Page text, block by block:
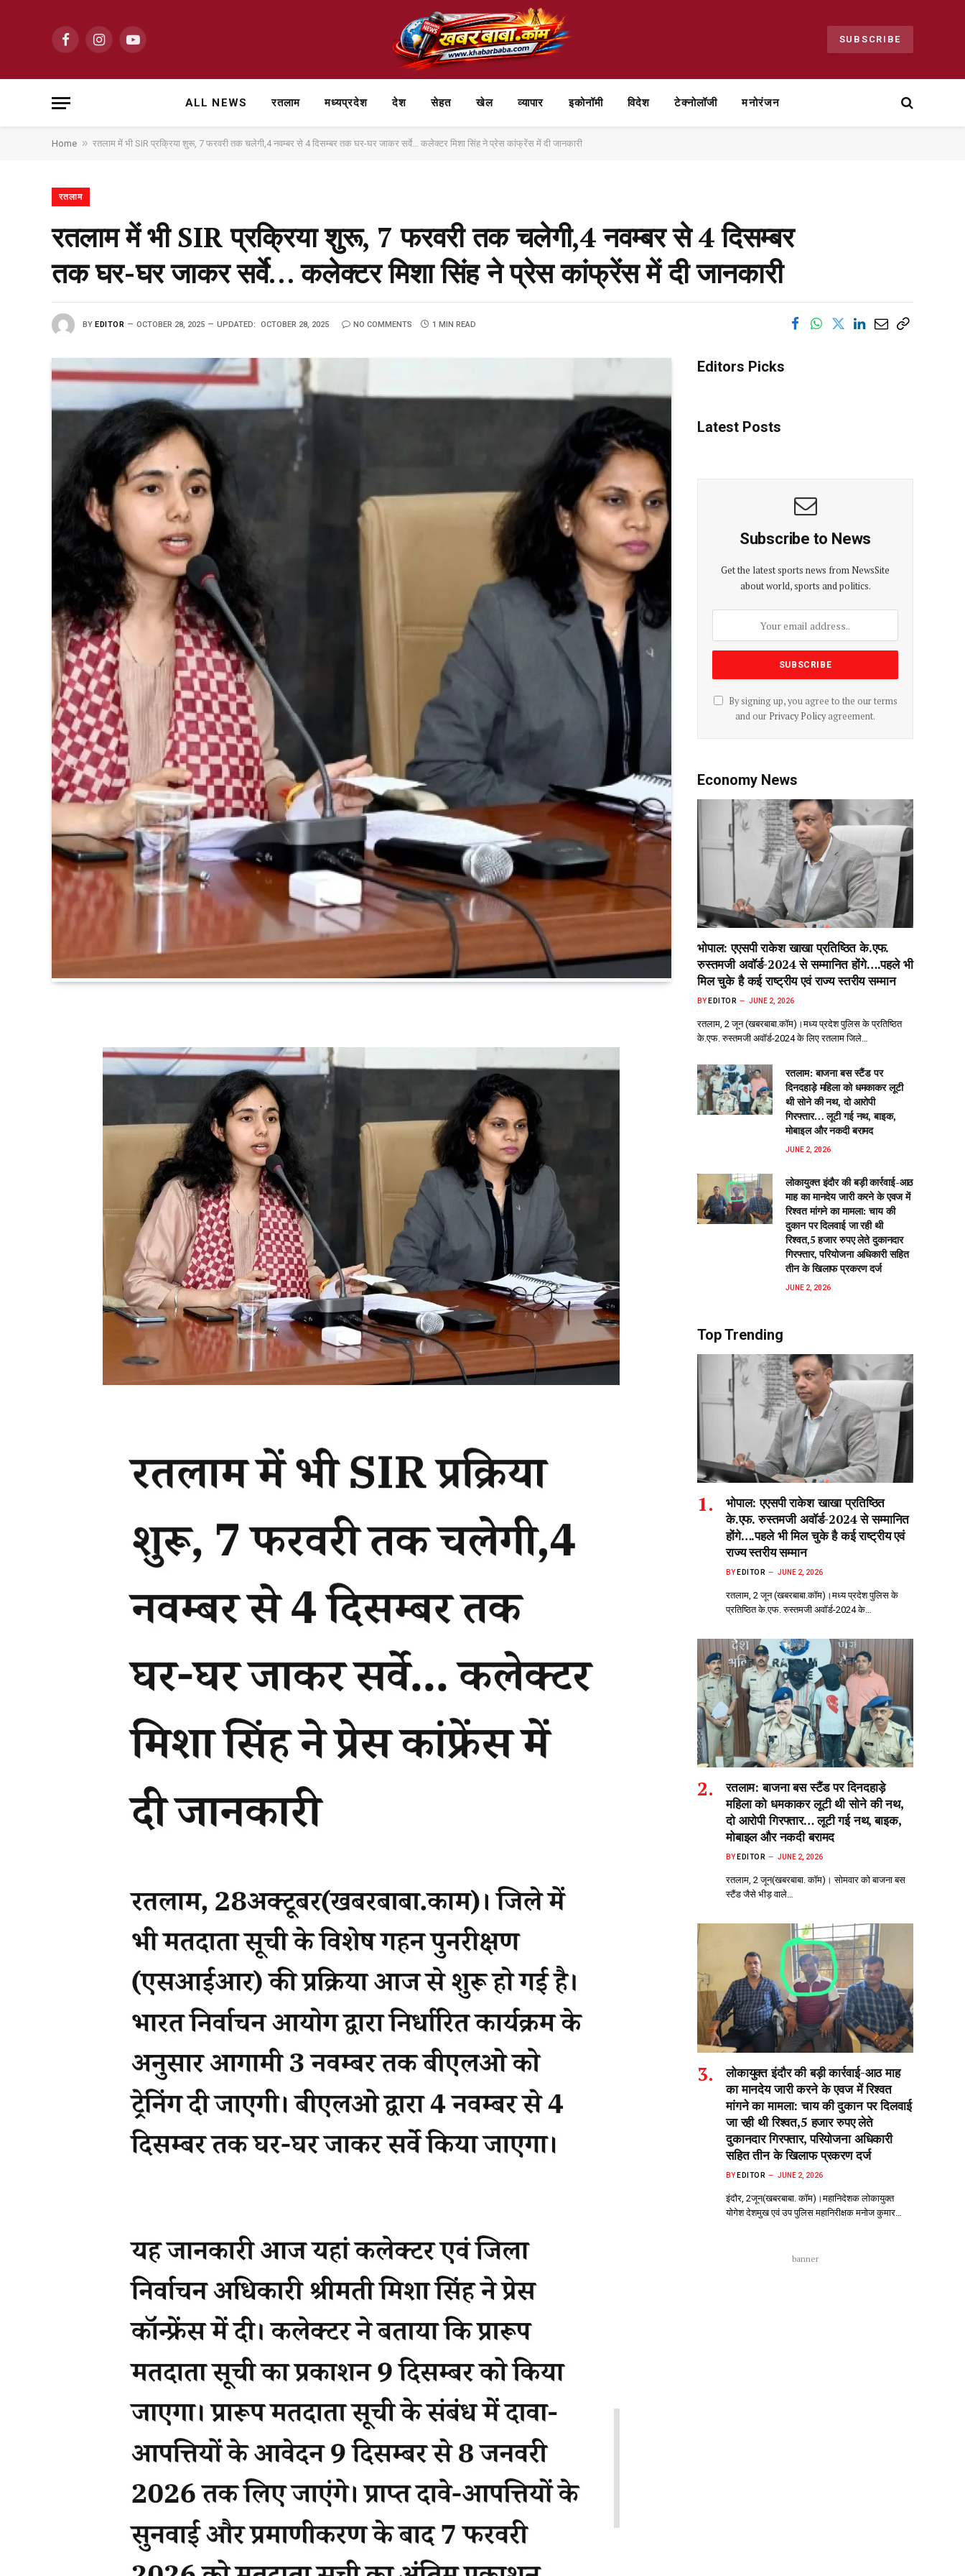
FacebookInstagramYouTube SUBSCRIBE
ALL NEWS रतलाम मध्यप्रदेश देश सेहत खेल व्यापार ⁠इकोनॉमी विदेश टेक्नोलॉजी मनोरंजन
Home » रतलाम में भी SIR प्रक्रिया शुरू, 7 फरवरी तक चलेगी,4 नवम्बर से 4 दिसम्बर तक घर-घर जाकर सर्वे… कलेक्टर मिशा सिंह ने प्रेस कांफ्रेंस में दी जानकारी
रतलाम
रतलाम में भी SIR प्रक्रिया शुरू, 7 फरवरी तक चलेगी,4 नवम्बर से 4 दिसम्बर
तक घर-घर जाकर सर्वे… कलेक्टर मिशा सिंह ने प्रेस कांफ्रेंस में दी जानकारी
BY EDITOR OCTOBER 28, 2025 UPDATED: OCTOBER 28, 2025 NO COMMENTS 1 MIN READ
Editors Picks
Latest Posts
Subscribe to News
Get the latest sports news from NewsSite
about world, sports and politics.
By signing up, you agree to the our terms
and our Privacy Policyagreement.
Economy News
भोपाल: एएसपी राकेश‌ खाखा प्रतिष्ठित के.एफ.
रुस्तमजी अवॉर्ड-2024 से सम्मानित होंगे….पहले भी
मिल चुके है कई राष्ट्रीय एवं राज्य स्तरीय सम्मान
BY EDITOR JUNE 2, 2026
रतलाम, 2 जून (खबरबाबा.कॉम)।मध्य प्रदेश पुलिस के प्रतिष्ठित
के.एफ. रुस्तमजी अवॉर्ड-2024 के लिए रतलाम जिले…
रतलाम: बाजना बस स्टैंड पर
दिनदहाड़े महिला को धमकाकर लूटी
थी सोने की नथ, दो आरोपी
गिरफ्तार… लूटी गई नथ, बाइक,
मोबाइल और नकदी बरामद
JUNE 2, 2026
लोकायुक्त इंदौर की बड़ी कार्रवाई-आठ
माह का मानदेय जारी करने के एवज में
रिश्वत मांगने का मामला: चाय की
दुकान पर दिलवाई जा रही थी
रिश्वत,5 हजार रुपए लेते दुकानदार
गिरफ्तार, परियोजना अधिकारी सहित
तीन के खिलाफ प्रकरण दर्ज
JUNE 2, 2026
Top Trending
भोपाल: एएसपी राकेश‌ खाखा प्रतिष्ठित
के.एफ. रुस्तमजी अवॉर्ड-2024 से सम्मानित
होंगे….पहले भी मिल चुके है कई राष्ट्रीय एवं
राज्य स्तरीय सम्मान
BY EDITOR JUNE 2, 2026
रतलाम, 2 जून (खबरबाबा.कॉम)।मध्य प्रदेश पुलिस के
प्रतिष्ठित के.एफ. रुस्तमजी अवॉर्ड-2024 के…
रतलाम: बाजना बस स्टैंड पर दिनदहाड़े
महिला को धमकाकर लूटी थी सोने की नथ,
दो आरोपी गिरफ्तार… लूटी गई नथ, बाइक,
मोबाइल और नकदी बरामद
BY EDITOR JUNE 2, 2026
रतलाम, 2 जून(खबरबाबा. कॉम)। सोमवार को बाजना बस
स्टैंड जैसे भीड़‌ वाले…
लोकायुक्त इंदौर की बड़ी कार्रवाई-आठ माह
का मानदेय जारी करने के एवज में रिश्वत
मांगने का मामला: चाय की दुकान पर दिलवाई
जा रही थी रिश्वत,5 हजार रुपए लेते
दुकानदार गिरफ्तार, परियोजना अधिकारी
सहित तीन के खिलाफ प्रकरण दर्ज
BY EDITOR JUNE 2, 2026
इंदौर, 2जून(खबरबाबा. कॉम)।महानिदेशक लोकायुक्त
योगेश देशमुख एवं उप पुलिस महानिरीक्षक मनोज कुमार…
banner